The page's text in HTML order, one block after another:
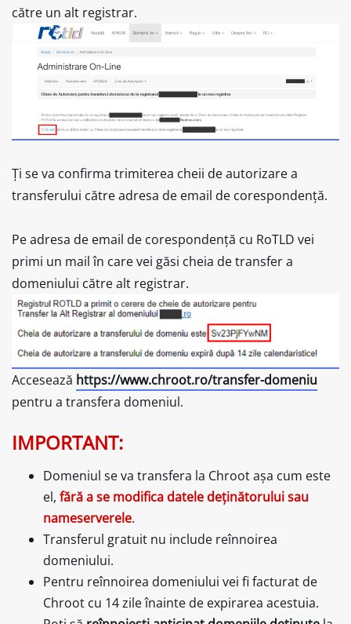
către un alt registrar.
Ți se va confirma trimiterea cheii de autorizare a
transferului către adresa de email de corespondență.
Pe adresa de email de corespondență cu RoTLD vei
primi un mail în care vei găsi cheia de transfer a
domeniului către alt registrar.
Accesează https://www.chroot.ro/transfer-domeniu
pentru a transfera domeniul.
IMPORTANT:
Domeniul se va transfera la Chroot așa cum este
el, fără a se modifica datele deținătorului sau
nameserverele.
Transferul gratuit nu include reînnoirea
domeniului.
Pentru reînnoirea domeniului vei fi facturat de
Chroot cu 14 zile înainte de expirarea acestuia.